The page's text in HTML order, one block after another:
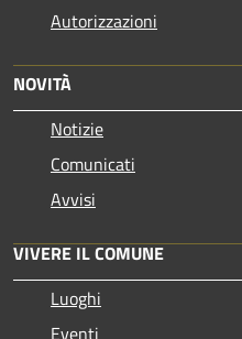
Autorizzazioni
NOVITÀ
Notizie
Comunicati
Avvisi
VIVERE IL COMUNE
Luoghi
Eventi